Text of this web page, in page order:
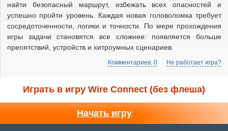
найти безопасный маршрут, избежать всех опасностей и
успешно пройти уровень. Каждая новая головоломка требует
сосредоточенности, логики и точности. По мере прохождения
игры задачи становятся все сложнее: появляется больше
препятствий, устройств и хитроумных сценариев.
Комментариев: 0 Не работает игра?
Играть в игру Wire Connect (без флеша)
Начать игру